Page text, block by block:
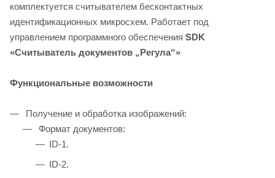
комплектуется считывателем бесконтактных
идентификационных микросхем. Работает под
управлением программного обеспечения SDK
«Считыватель документов „Регула“»
Функциональные возможности
Получение и обработка изображений:
Формат документов:
ID-1.
ID-2.